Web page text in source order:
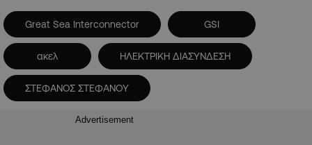
Great Sea Interconnector GSI
ακελ ΗΛΕΚΤΡΙΚΗ ΔΙΑΣΥΝΔΕΣΗ
ΣΤΕΦΑΝΟΣ ΣΤΕΦΑΝΟΥ
Advertisement